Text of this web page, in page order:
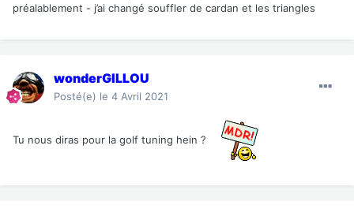
préalablement - j’ai changé souffler de cardan et les triangles
wonderGILLOU
Posté(e) le 4 Avril 2021
Tu nous diras pour la golf tuning hein ?